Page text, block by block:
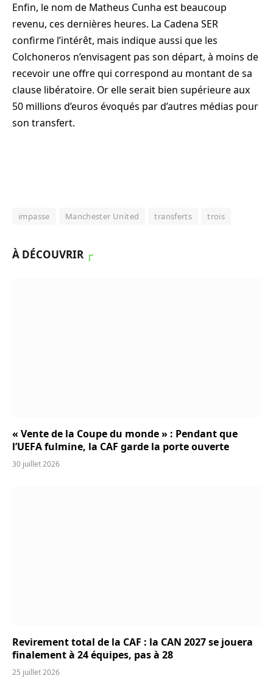
Enfin, le nom de Matheus Cunha est beaucoup
revenu, ces dernières heures. La Cadena SER
confirme l’intérêt, mais indique aussi que les
Colchoneros n’envisagent pas son départ, à moins de
recevoir une offre qui correspond au montant de sa
clause libératoire. Or elle serait bien supérieure aux
50 millions d’euros évoqués par d’autres médias pour
son transfert.
impasse Manchester United transferts trois
À DÉCOUVRIR ┌
« Vente de la Coupe du monde » : Pendant que
l’UEFA fulmine, la CAF garde la porte ouverte
30 juillet 2026
Revirement total de la CAF : la CAN 2027 se jouera
finalement à 24 équipes, pas à 28
25 juillet 2026